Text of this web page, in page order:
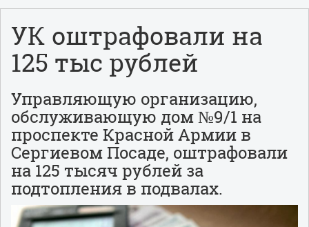
УК оштрафовали на
125 тыс рублей
Управляющую организацию,
обслуживающую дом №9/1 на
проспекте Красной Армии в
Сергиевом Посаде, оштрафовали
на 125 тысяч рублей за
подтопления в подвалах.